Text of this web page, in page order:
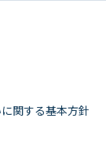
関する基本方針